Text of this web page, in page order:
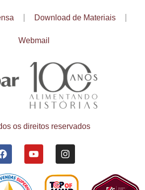
Download de Materiais
Webmail
os direitos reservados